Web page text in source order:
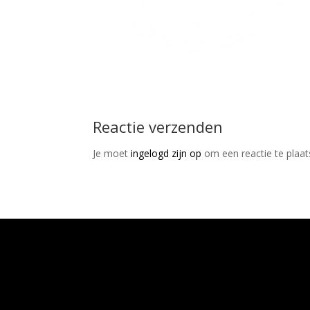
Reactie verzenden
Je moetingelogd zijn op om een reactie te